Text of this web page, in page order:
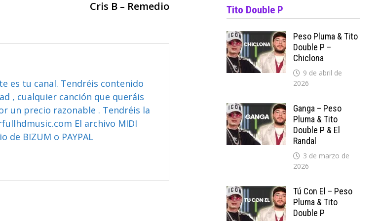
siguiente:
Cris B – Remedio
es tu canal. Tendréis contenido
, cualquier canción que queráis
un precio razonable . Tendréis la
El archivo MIDI
BIZUM o PAYPAL
Tito Double P
Peso Pluma & Tito
Double P –
Chiclona
9 de abril de
2026
Ganga – Peso
Pluma & Tito
Double P & El
Randal
3 de marzo de
2026
Tú Con El – Peso
Pluma & Tito
Double P